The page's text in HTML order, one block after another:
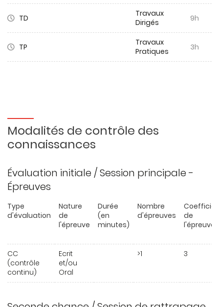
TD
Travaux
Dirigés
9h
TP
Travaux
Pratiques
3h
Modalités de contrôle des
connaissances
Évaluation initiale / Session principale -
Épreuves
Type
d'évaluation
Nature
de
l'épreuve
Durée
(en
minutes)
Nombre
d'épreuves
de
l'épreuve
CC
(contrôle
continu)
Ecrit
et/ou
Oral
>1 3